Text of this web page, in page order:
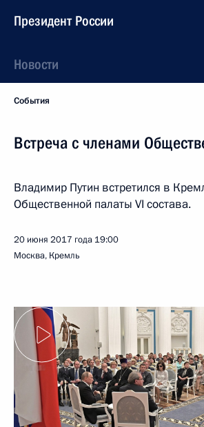
Президент России
Новости
События
Встреча с членами
Владимир Путин встретился в
Общественной палаты VI состава.
20 июня 2017 года 19:00
Москва, Кремль